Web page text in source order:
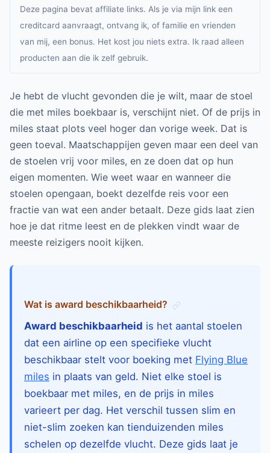
Deze pagina bevat affiliate links. Als je via mijn link een
creditcard aanvraagt, ontvang ik, of familie en vrienden
van mij, een bonus. Het kost jou niets extra. Ik raad alleen
producten aan die ik zelf gebruik.
Je hebt de vlucht gevonden die je wilt, maar de stoel
die met miles boekbaar is, verschijnt niet. Of de prijs in
miles staat plots veel hoger dan vorige week. Dat is
geen toeval. Maatschappijen geven maar een deel van
de stoelen vrij voor miles, en ze doen dat op hun
eigen momenten. Wie weet waar en wanneer die
stoelen opengaan, boekt dezelfde reis voor een
fractie van wat een ander betaalt. Deze gids laat zien
hoe je dat ritme leest en de plekken vindt waar de
meeste reizigers nooit kijken.
Wat is award beschikbaarheid?
Award beschikbaarheid is het aantal stoelen
dat een airline op een specifieke vlucht
beschikbaar stelt voor boeking met Flying Blue
miles in plaats van geld. Niet elke stoel is
boekbaar met miles, en de prijs in miles
varieert per dag. Het verschil tussen slim en
niet-slim zoeken kan tienduizenden miles
schelen op dezelfde vlucht. Deze gids laat je